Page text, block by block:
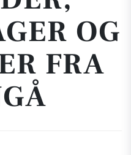
OG
FRA